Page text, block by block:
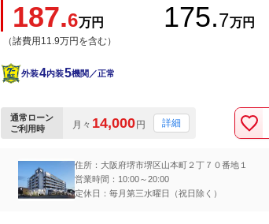
187.6万円
（諸費用11.9万円を含む）
175.7万円
外装4内装5機関／正常
通常ローン
ご利用時
月々 14,000円 詳細
住所：大阪府堺市堺区山本町２丁７０番地１
営業時間：10:00～20:00
定休日：毎月第三水曜日（祝日除く）